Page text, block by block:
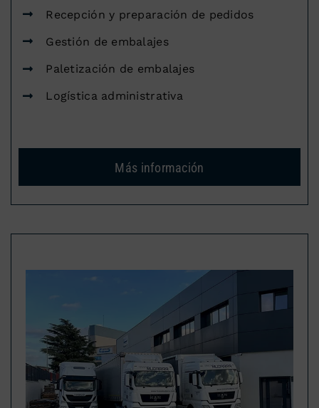
Recepción y preparación de pedidos
Gestión de embalajes
Paletización de embalajes
Logística administrativa
Más información